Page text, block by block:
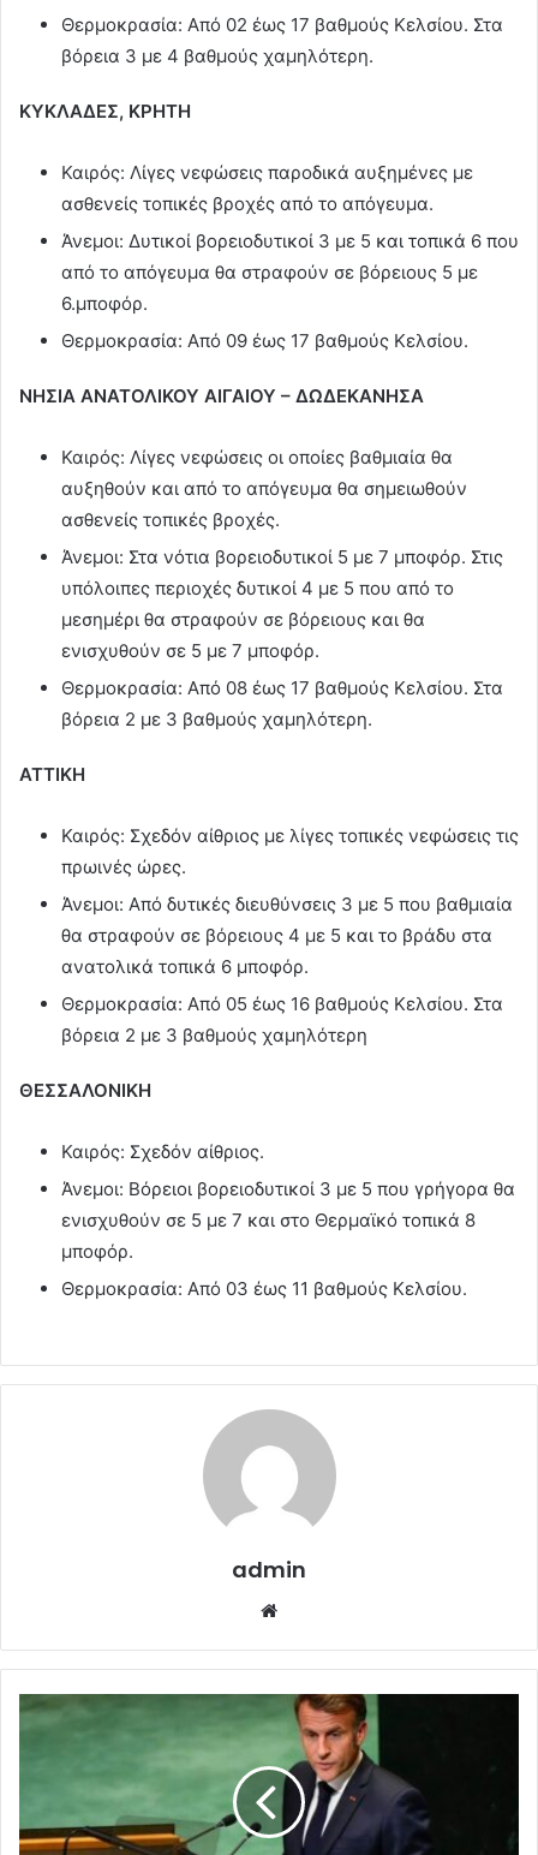
Θερμοκρασία: Από 02 έως 17 βαθμούς Κελσίου. Στα
βόρεια 3 με 4 βαθμούς χαμηλότερη.
ΚΥΚΛΑΔΕΣ, ΚΡΗΤΗ
Καιρός: Λίγες νεφώσεις παροδικά αυξημένες με
ασθενείς τοπικές βροχές από το απόγευμα.
Άνεμοι: Δυτικοί βορειοδυτικοί 3 με 5 και τοπικά 6 που
από το απόγευμα θα στραφούν σε βόρειους 5 με
6.μποφόρ.
Θερμοκρασία: Από 09 έως 17 βαθμούς Κελσίου.
ΝΗΣΙΑ ΑΝΑΤΟΛΙΚΟΥ ΑΙΓΑΙΟΥ – ΔΩΔΕΚΑΝΗΣΑ
Καιρός: Λίγες νεφώσεις οι οποίες βαθμιαία θα
αυξηθούν και από το απόγευμα θα σημειωθούν
ασθενείς τοπικές βροχές.
Άνεμοι: Στα νότια βορειοδυτικοί 5 με 7 μποφόρ. Στις
υπόλοιπες περιοχές δυτικοί 4 με 5 που από το
μεσημέρι θα στραφούν σε βόρειους και θα
ενισχυθούν σε 5 με 7 μποφόρ.
Θερμοκρασία: Από 08 έως 17 βαθμούς Κελσίου. Στα
βόρεια 2 με 3 βαθμούς χαμηλότερη.
ΑΤΤΙΚΗ
Καιρός: Σχεδόν αίθριος με λίγες τοπικές νεφώσεις τις
πρωινές ώρες.
Άνεμοι: Από δυτικές διευθύνσεις 3 με 5 που βαθμιαία
θα στραφούν σε βόρειους 4 με 5 και το βράδυ στα
ανατολικά τοπικά 6 μποφόρ.
Θερμοκρασία: Από 05 έως 16 βαθμούς Κελσίου. Στα
βόρεια 2 με 3 βαθμούς χαμηλότερη
ΘΕΣΣΑΛΟΝΙΚΗ
Καιρός: Σχεδόν αίθριος.
Άνεμοι: Βόρειοι βορειοδυτικοί 3 με 5 που γρήγορα θα
ενισχυθούν σε 5 με 7 και στο Θερμαϊκό τοπικά 8
μποφόρ.
Θερμοκρασία: Από 03 έως 11 βαθμούς Κελσίου.
admin